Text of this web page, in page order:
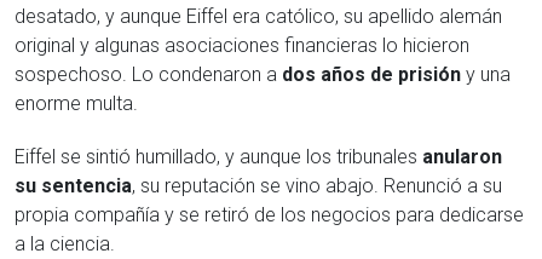
desatado, y aunque Eiffel era católico, su apellido alemán
original y algunas asociaciones financieras lo hicieron
sospechoso. Lo condenaron a dos años de prisión y una
enorme multa.
Eiffel se sintió humillado, y aunque los tribunales anularon
su sentencia, su reputación se vino abajo. Renunció a su
propia compañía y se retiró de los negocios para dedicarse
a la ciencia.